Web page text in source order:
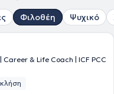
Φιλοθέη Ψυχικό
& Life Coach | ICF PCC